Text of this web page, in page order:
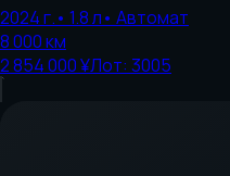
2024г.• 1.8л• Автомат
8 000км
2 854 000 ¥Лот: 3005